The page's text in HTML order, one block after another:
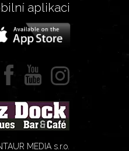
aplikaci
MEDIA s.r.o.